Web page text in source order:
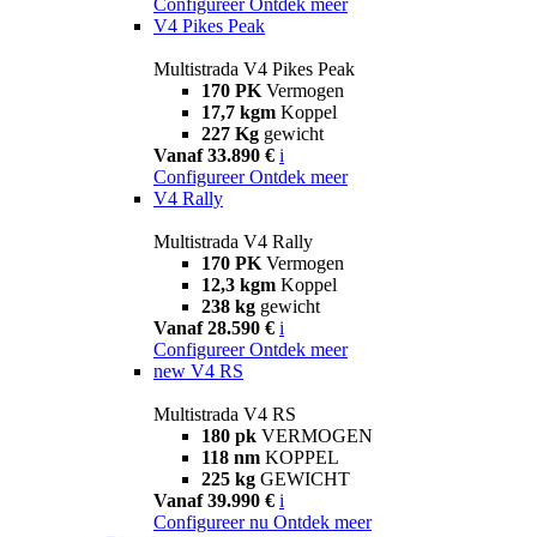
V4 Pikes Peak
Multistrada V4 Pikes Peak
170 PK Vermogen
17,7 kgm Koppel
227 Kg gewicht
Vanaf 33.890 € i
Configureer Ontdek meer
V4 Rally
Multistrada V4 Rally
170 PK Vermogen
12,3 kgm Koppel
238 kg gewicht
Vanaf 28.590 € i
Configureer Ontdek meer
new V4 RS
Multistrada V4 RS
180 pk VERMOGEN
118 nm KOPPEL
225 kg GEWICHT
Vanaf 39.990 € i
Configureer nu Ontdek meer